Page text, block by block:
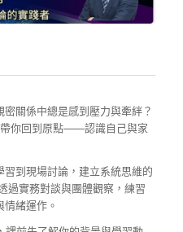
關係中總是感到壓力與牽絆？
你回到原點——認識自己與家
到現場討論，建立系統思維的
過實務對談與團體觀察，練習
緒運作。